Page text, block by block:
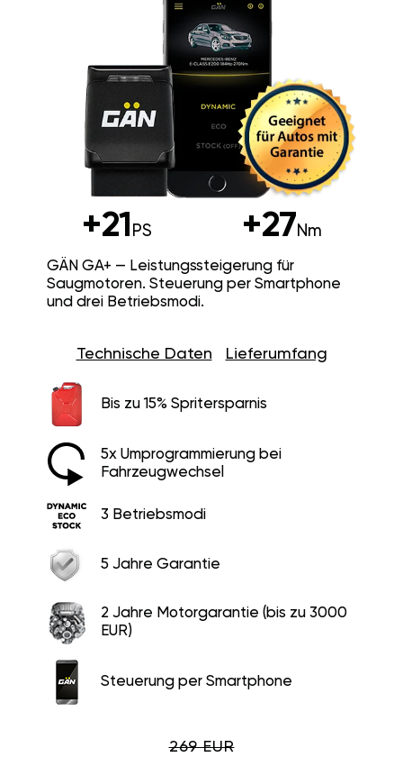
+21 PS +27Nm
GÄN GA+ — Leistungssteigerung für
Saugmotoren. Steuerung per Smartphone
und drei Betriebsmodi.
Technische Daten Lieferumfang
Bis zu 15% Spritersparnis
5x Umprogrammierung bei
Fahrzeugwechsel
3 Betriebsmodi
5 Jahre Garantie
2 Jahre Motorgarantie (bis zu 3000
EUR)
Steuerung per Smartphone
269 EUR